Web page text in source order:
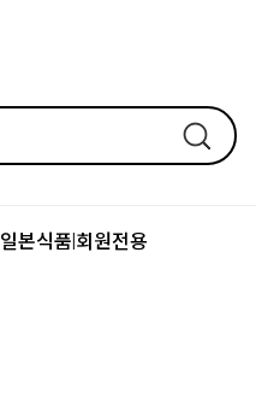
일본식품|회원전용